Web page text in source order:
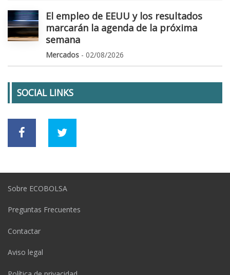
El empleo de EEUU y los resultados
marcarán la agenda de la próxima
semana
Mercados - 02/08/2026
SOCIAL LINKS
Sobre ECOBOLSA
Preguntas Frecuentes
Contactar
Aviso legal